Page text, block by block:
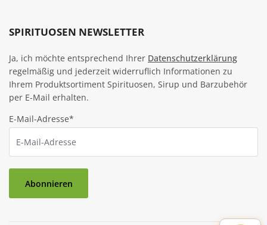
SPIRITUOSEN NEWSLETTER
Ja, ich möchte entsprechend Ihrer Datenschutzerklärung
regelmäßig und jederzeit widerruflich Informationen zu
Ihrem Produktsortiment Spirituosen, Sirup und Barzubehör
per E-Mail erhalten.
E-Mail-Adresse*
Abonnieren